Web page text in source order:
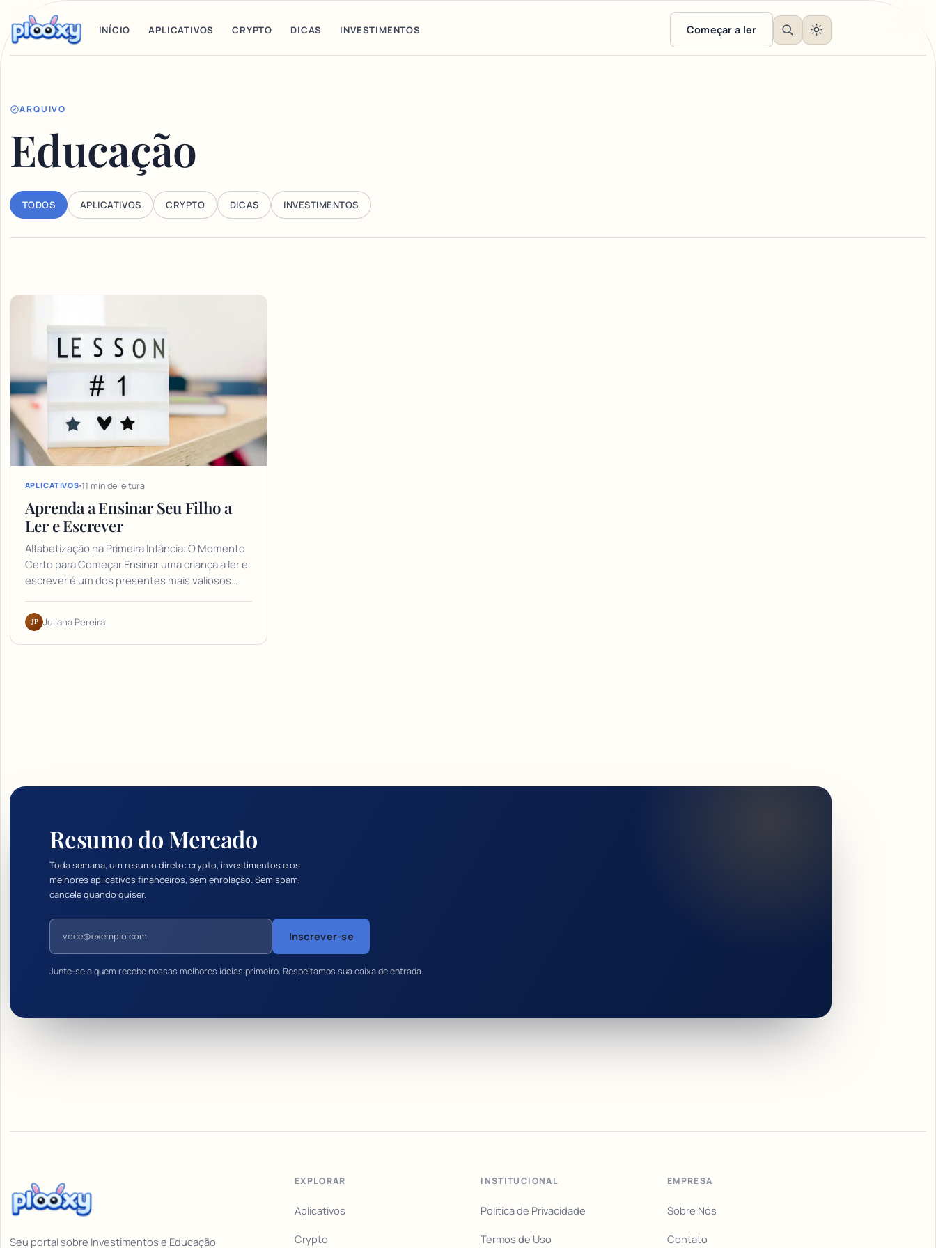
INÍCIO APLICATIVOS CRYPTO DICAS INVESTIMENTOS Começar a ler
ARQUIVO
Educação
TODOS APLICATIVOS CRYPTO DICAS INVESTIMENTOS
Articles
APLICATIVOS 11 min de leitura
Aprenda a Ensinar Seu Filho a
Ler e Escrever
Alfabetização na Primeira Infância: O Momento
Certo para Começar Ensinar uma criança a ler e
escrever é um dos presentes mais valiosos…
JP Juliana Pereira
Resumo do Mercado
Toda semana, um resumo direto: crypto, investimentos e os
melhores aplicativos financeiros, sem enrolação. Sem spam,
cancele quando quiser.
Endereço de e-mail
Inscrever-se
Junte-se a quem recebe nossas melhores ideias primeiro. Respeitamos sua caixa de entrada.
Seu portal sobre Investimentos e Educação
EXPLORAR
Aplicativos
Crypto
INSTITUCIONAL
Política de Privacidade
Termos de Uso
EMPRESA
Sobre Nós
Contato